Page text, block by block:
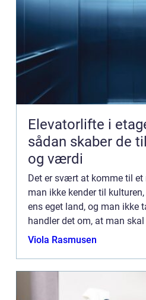
Elevatorlifte i
sådan skaber de
og værdi
Det er svært at komme til
man ikke kender til
ens eget land, og man ikke
handler det om, at man
Vi taler om – som du nok
Viola Rasmusen